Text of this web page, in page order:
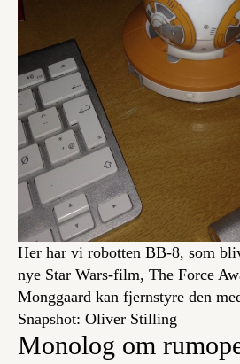
Her har vi robotten BB-8, som
nye Star Wars-film, The Force
Monggaard kan fjernstyre den
Snapshot: Oliver Stilling
Monolog om